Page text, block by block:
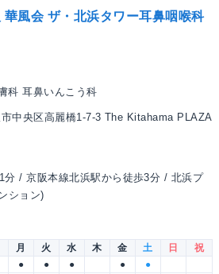
華風会 ザ・北浜タワー耳鼻咽喉科
科 耳鼻いんこう科
中央区高麗橋1-7-3 The Kitahama PLAZA
分 / 京阪本線北浜駅から徒歩3分 / 北浜プ
ション)
月 火 水 木 金 土 日
祝
● ● ● ●
●